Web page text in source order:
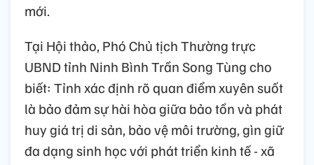
mới.
Tại Hội thảo, Phó Chủ tịch Thường trực
UBND tỉnh Ninh Bình Trần Song Tùng cho
biết: Tỉnh xác định rõ quan điểm xuyên suốt
là bảo đảm sự hài hòa giữa bảo tồn và phát
huy giá trị di sản, bảo vệ môi trường, gìn giữ
đa dạng sinh học với phát triển kinh tế - xã